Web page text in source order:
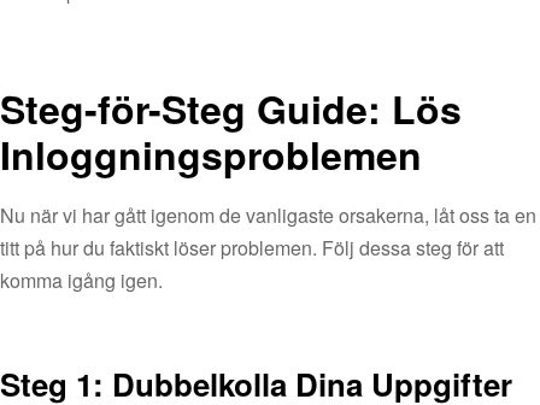
Steg-för-Steg Guide: Lös
Inloggningsproblemen
Nu när vi har gått igenom de vanligaste orsakerna, låt oss ta en
titt på hur du faktiskt löser problemen. Följ dessa steg för att
komma igång igen.
Steg 1: Dubbelkolla Dina Uppgifter